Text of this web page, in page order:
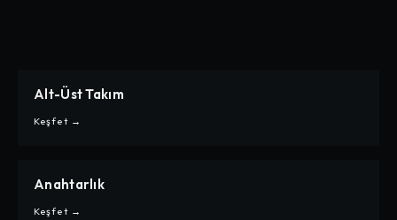
CARPE
ALT-ÜST TAKIM
Alt-Üst Takım
Keşfet →
CARPE
ANAHTARLIK
Anahtarlık
Keşfet →